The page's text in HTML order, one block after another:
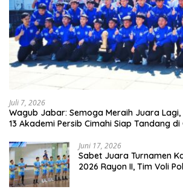
Juli 7, 2026
Wagub Jabar: Semoga Meraih Juara Lagi,
13 Akademi Persib Cimahi Siap Tandang di
Juni 17, 2026
Sabet Juara Turnamen
2026 Rayon II, Tim Voli